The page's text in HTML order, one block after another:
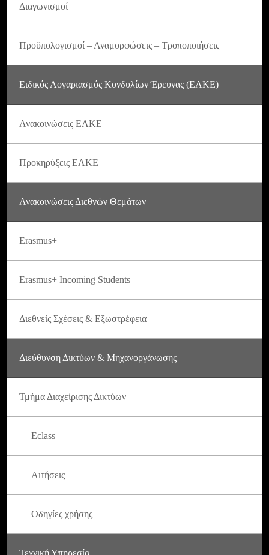
Διαγωνισμοί
Προϋπολογισμοί – Αναμορφώσεις – Τροποποιήσεις
Ειδικός Λογαριασμός Κονδυλίων Έρευνας (ΕΛΚΕ)
Ανακοινώσεις ΕΛΚΕ
Προκηρύξεις ΕΛΚΕ
Ανακοινώσεις Διεθνών Θεμάτων
Erasmus+
Erasmus+ Incoming Students
Διεθνείς Σχέσεις & Εξωστρέφεια
Διεύθυνση Δικτύων & Μηχανοργάνωσης
Τμήμα Διαχείρισης Δικτύων
Eclass
Αιτήσεις
Οδηγίες χρήσης
Τεχνική Υπηρεσία